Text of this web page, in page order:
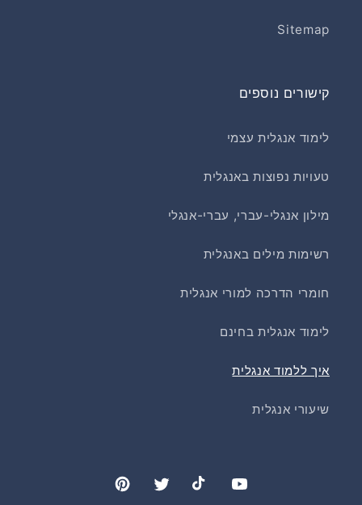
Sitemap
קישורים נוספים
לימוד אנגלית עצמי
טעויות נפוצות באנגלית
מילון אנגלי-עברי, עברי-אנגלי
רשימות מילים באנגלית
חומרי הדרכה למורי אנגלית
לימוד אנגלית בחינם
איך ללמוד אנגלית
שיעורי אנגלית
YouTube
TikTok
Twitter
Pinterest